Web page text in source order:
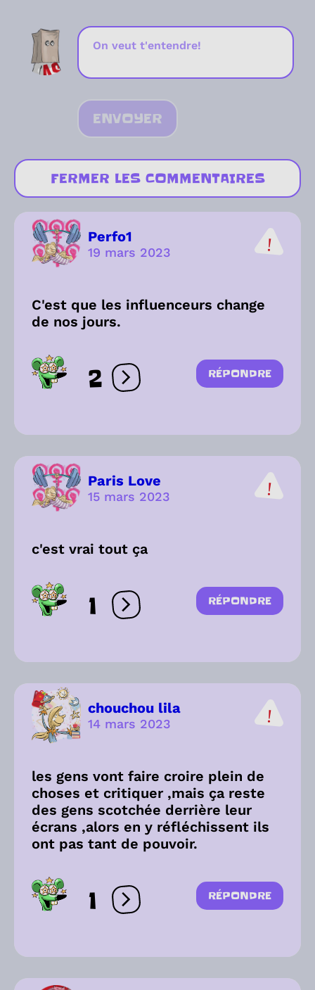
ENVOYER
FERMER LES COMMENTAIRES
Perfo1
19 mars 2023
C'est que les influenceurs change
de nos jours.
2 Ouvrir les réactions
RÉPONDRE
Paris Love
15 mars 2023
c'est vrai tout ça
1 Ouvrir les réactions
RÉPONDRE
chouchou lila
14 mars 2023
les gens vont faire croire plein de
choses et critiquer ,mais ça reste
des gens scotchée derrière leur
écrans ,alors en y réfléchissent ils
ont pas tant de pouvoir.
1 Ouvrir les réactions
RÉPONDRE